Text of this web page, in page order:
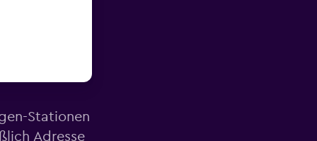
Stationen
Adresse